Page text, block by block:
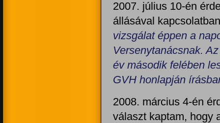
2007. július 10-én
állásával
vizsgálat éppen a
Versenytanácsnak.
év második felében
GVH honlapján
2008. március 4-én
választ kaptam, hogy